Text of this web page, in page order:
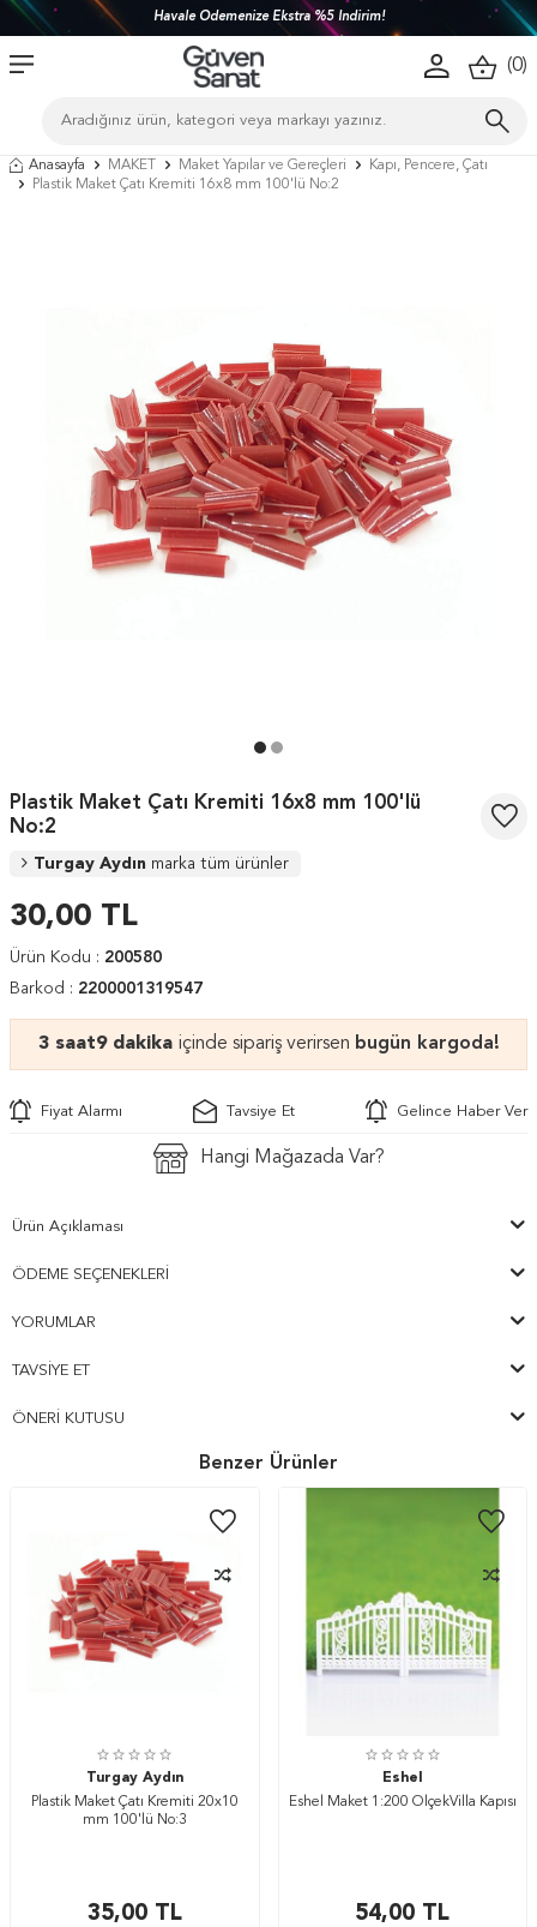
Havale Ödemenize Ekstra %5 İndirim!
(0)
Anasayfa MAKET Maket Yapılar ve Gereçleri
Kapı, Pencere, Çatı
Plastik Maket Çatı Kremiti 16x8 mm 100'lü No:2
Plastik Maket Çatı Kremiti 16x8 mm 100'lü
No:2
Turgay Aydın marka tüm ürünler
30,00 TL
Ürün Kodu : 200580
Barkod : 2200001319547
3 saat9 dakika içinde sipariş verirsen bugün kargoda!
Fiyat Alarmı Tavsiye Et Gelince Haber Ver
Hangi Mağazada Var?
Ürün Açıklaması
ÖDEME SEÇENEKLERI
YORUMLAR
TAVSIYE ET
ÖNERI KUTUSU
Benzer Ürünler
Turgay Aydın
Plastik Maket Çatı Kremiti 20x10
mm 100'lü No:3
35,00TL
Eshel
Eshel Maket 1:200 ÖlçekVilla Kapısı
54,00 TL